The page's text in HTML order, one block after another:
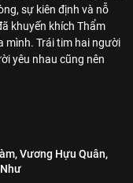
sự kiên định và nỗ
khuyến khích Thẩm
mình. Trái tim hai người
yêu nhau cũng nên
Vương Hựu Quân,